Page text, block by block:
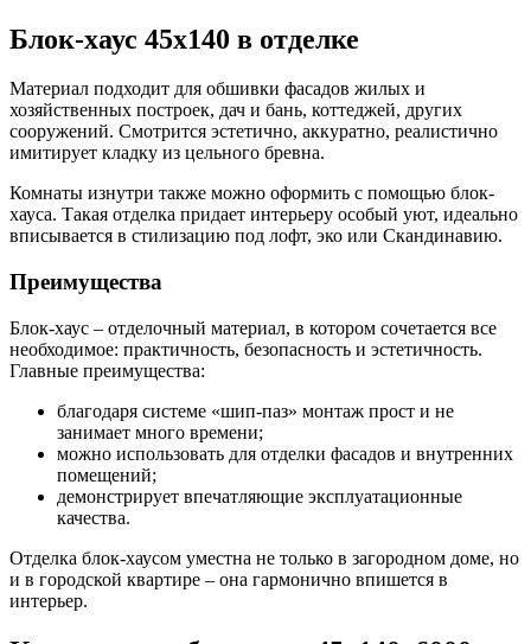
Блок-хаус 45х140 в отделке
Материал подходит для обшивки фасадов жилых и
хозяйственных построек, дач и бань, коттеджей, других
сооружений. Смотрится эстетично, аккуратно, реалистично
имитирует кладку из цельного бревна.
Комнаты изнутри также можно оформить с помощью блок-
хауса. Такая отделка придает интерьеру особый уют, идеально
вписывается в стилизацию под лофт, эко или Скандинавию.
Преимущества
Блок-хаус – отделочный материал, в котором сочетается все
необходимое: практичность, безопасность и эстетичность.
Главные преимущества:
благодаря системе «шип-паз» монтаж прост и не
занимает много времени;
можно использовать для отделки фасадов и внутренних
помещений;
демонстрирует впечатляющие эксплуатационные
качества.
Отделка блок-хаусом уместна не только в загородном доме, но
и в городской квартире – она гармонично впишется в
интерьер.